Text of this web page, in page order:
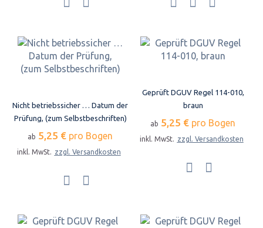
Nicht betriebssicher … Datum der
Prüfung, (zum Selbstbeschriften)
ab 5,25 € pro Bogen
inkl. MwSt. zzgl. Versandkosten
Geprüft DGUV Regel 114-010,
braun
ab 5,25 € pro Bogen
inkl. MwSt. zzgl. Versandkosten